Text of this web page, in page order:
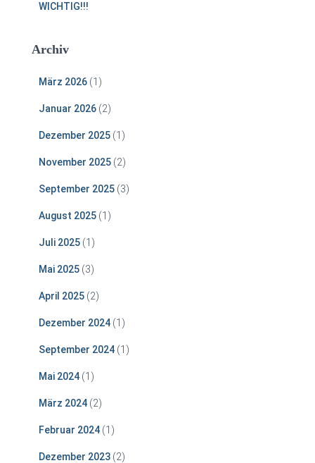
WICHTIG!!!
Archiv
März 2026 (1)
Januar 2026 (2)
Dezember 2025 (1)
November 2025 (2)
September 2025 (3)
August 2025 (1)
Juli 2025 (1)
Mai 2025 (3)
April 2025 (2)
Dezember 2024 (1)
September 2024 (1)
Mai 2024 (1)
März 2024 (2)
Februar 2024 (1)
Dezember 2023 (2)